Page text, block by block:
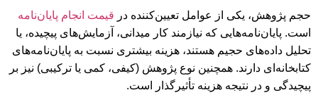
حجم پژوهش، یکی از عوامل تعیین‌کننده در قیمت انجام پایان‌نامه
است. پایان‌نامه‌هایی که نیازمند کار میدانی، آزمایش‌های پیچیده، یا
تحلیل داده‌های حجیم هستند، هزینه بیشتری نسبت به پایان‌نامه‌های
کتابخانه‌ای دارند. همچنین نوع پژوهش (کیفی، کمی یا ترکیبی) نیز بر
پیچیدگی و در نتیجه هزینه تأثیرگذار است.